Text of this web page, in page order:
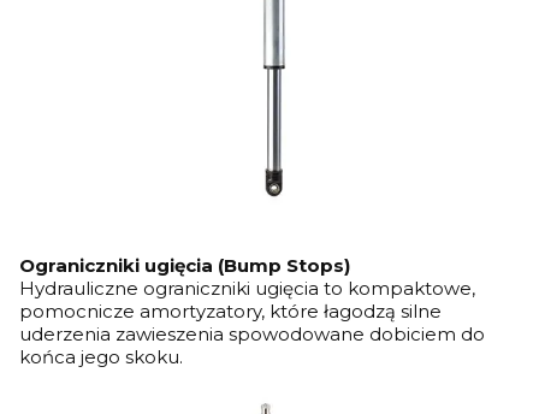
Ograniczniki ugięcia (Bump Stops)
Hydrauliczne ograniczniki ugięcia to kompaktowe,
pomocnicze amortyzatory, które łagodzą silne
uderzenia zawieszenia spowodowane dobiciem do
końca jego skoku.